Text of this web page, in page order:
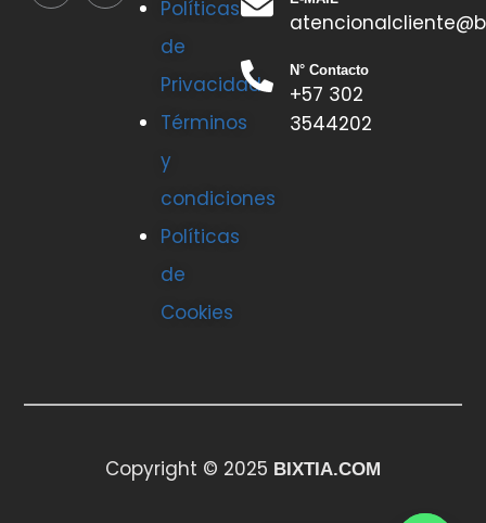
Políticas
de
Privacidad
Términos
y
condiciones
Políticas
de
Cookies
N° Contacto
+57 302
3544202
Copyright © 2025 BIXTIA.COM